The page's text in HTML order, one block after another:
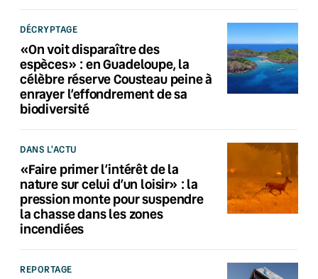
DÉCRYPTAGE
«On voit disparaître des
espèces» : en Guadeloupe, la
célèbre réserve Cousteau peine à
enrayer l’effondrement de sa
biodiversité
DANS L'ACTU
«Faire primer l’intérêt de la
nature sur celui d’un loisir» : la
pression monte pour suspendre
la chasse dans les zones
incendiées
REPORTAGE